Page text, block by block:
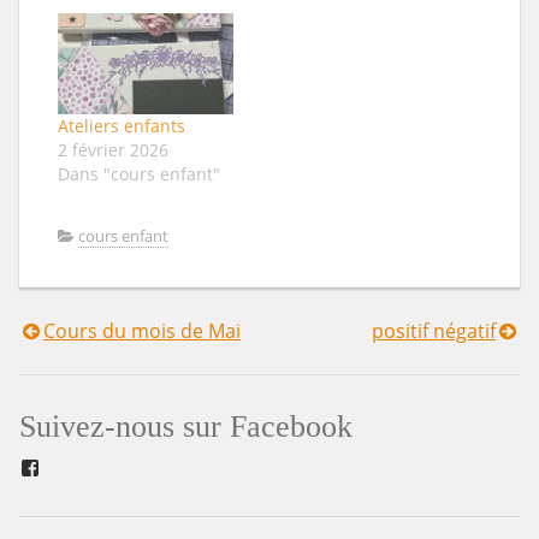
Ateliers enfants
2 février 2026
Dans "cours enfant"
cours enfant
Navigation
l’article
Cours du mois de Mai positif négatif
Suivez-nous sur Facebook